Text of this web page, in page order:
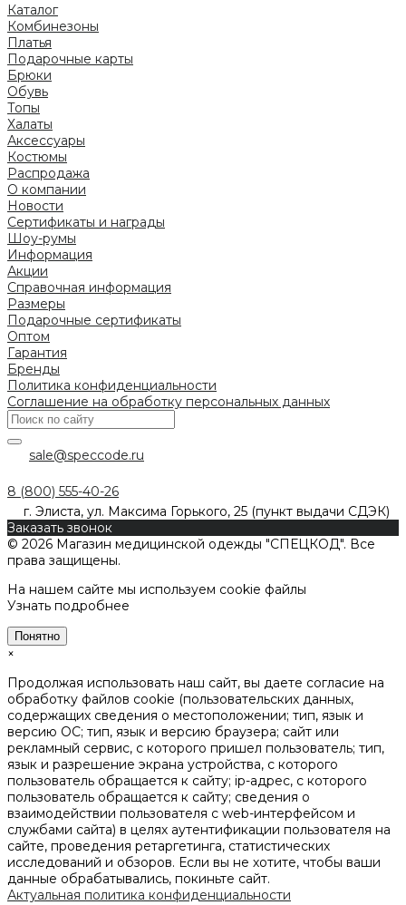
Каталог
Комбинезоны
Платья
Подарочные карты
Брюки
Обувь
Топы
Халаты
Аксессуары
Костюмы
Распродажа
О компании
Новости
Сертификаты и награды
Шоу-румы
Информация
Акции
Справочная информация
Размеры
Подарочные сертификаты
Оптом
Гарантия
Бренды
Политика конфиденциальности
Соглашение на обработку персональных данных
sale@speccode.ru
8 (800) 555-40-26
г. Элиста, ул. Максима Горького, 25 (пункт выдачи СДЭК)
Заказать звонок
© 2026 Магазин медицинской одежды "СПЕЦКОД". Все
права защищены.
На нашем сайте мы используем cookie файлы
Узнать подробнее
Понятно
×
Продолжая использовать наш сайт, вы даете согласие на
обработку файлов cookie (пользовательских данных,
содержащих сведения о местоположении; тип, язык и
версию ОС; тип, язык и версию браузера; сайт или
рекламный сервис, с которого пришел пользователь; тип,
язык и разрешение экрана устройства, с которого
пользователь обращается к сайту; ip-адрес, с которого
пользователь обращается к сайту; сведения о
взаимодействии пользователя с web-интерфейсом и
службами сайта) в целях аутентификации пользователя на
сайте, проведения ретаргетинга, статистических
исследований и обзоров. Если вы не хотите, чтобы ваши
данные обрабатывались, покиньте сайт.
Актуальная политика конфиденциальности